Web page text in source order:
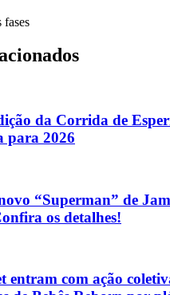
fases
da Corrida de
para 2026
“Superman” de
os detalhes!
entram com ação